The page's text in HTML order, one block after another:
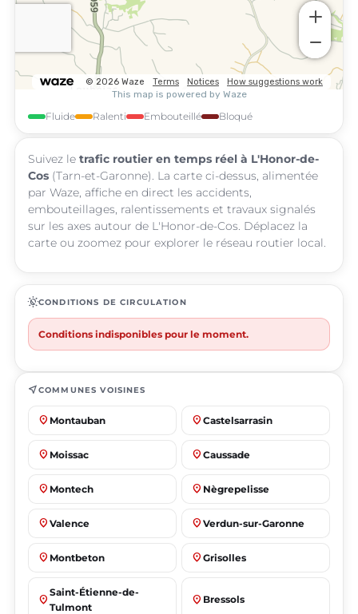
Fluide Ralenti Embouteillé Bloqué
Suivez le trafic routier en temps réel à L'Honor-de-
Cos (Tarn-et-Garonne). La carte ci-dessus, alimentée
par Waze, affiche en direct les accidents,
embouteillages, ralentissements et travaux signalés
sur les axes autour de L'Honor-de-Cos. Déplacez la
carte ou zoomez pour explorer le réseau routier local.
routineCONDITIONS DE CIRCULATION
Conditions indisponibles pour le moment.
near_meCOMMUNES VOISINES
place Montauban place Castelsarrasin
place Moissac place Caussade
place Montech place Nègrepelisse
place Valence place Verdun-sur-Garonne
place Montbeton place Grisolles
place
Saint-Étienne-de-
Tulmont
place Bressols